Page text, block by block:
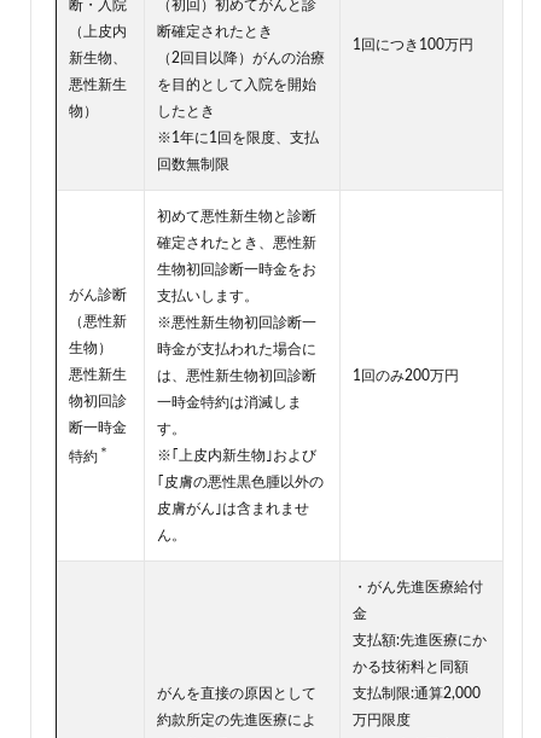
断・入院
（上皮内
新生物、
悪性新生
物）
（初回）初めてがんと診
断確定されたとき
（2回目以降）がんの治療
を目的として入院を開始
したとき
※1年に1回を限度、支払
回数無制限
1回につき100万円
がん診断
（悪性新
生物）
悪性新生
物初回診
断一時金
特約 ＊
初めて悪性新生物と診断
確定されたとき、悪性新
生物初回診断一時金をお
支払いします。
※悪性新生物初回診断一
時金が支払われた場合に
は、悪性新生物初回診断
一時金特約は消滅しま
す。
※｢上皮内新生物｣および
｢皮膚の悪性黒色腫以外の
皮膚がん｣は含まれませ
ん。
1回のみ200万円
がんを直接の原因として
約款所定の先進医療によ
・がん先進医療給付
金
支払額:先進医療にか
かる技術料と同額
支払制限:通算2,000
万円限度